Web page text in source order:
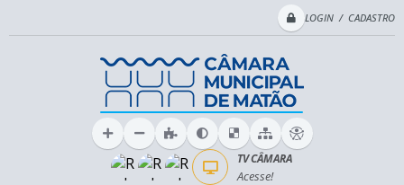
LOGIN / CADASTRO
TV CÂMARA
Acesse!